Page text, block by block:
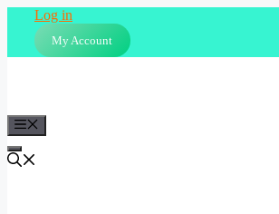
content
Log in
My Account